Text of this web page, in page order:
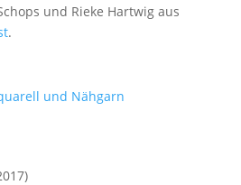
und Rieke Hartwig aus
.